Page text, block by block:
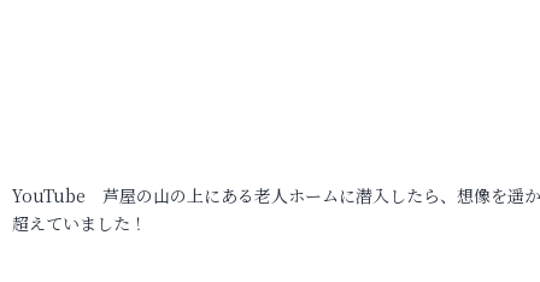
YouTube 芦屋の山の上にある老人ホームに潜入したら、想像を遥
超えていました！